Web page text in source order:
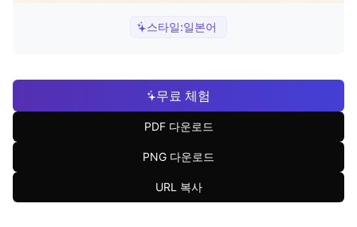
스타일:일본어
무료 체험
PDF 다운로드
PNG 다운로드
URL 복사